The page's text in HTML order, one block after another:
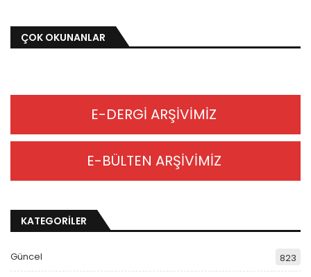
ÇOK OKUNANLAR
E-DERGİ ARŞİVİMİZ
E-BÜLTEN ARŞİVİMİZ
KATEGORİLER
Güncel 823